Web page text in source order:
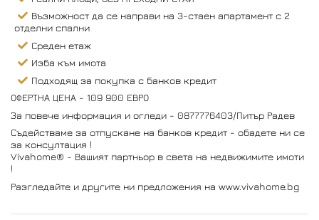
Възможност да се направи на 3-стаен апартамент с 2
отделни спални
Среден етаж
Изба към имота
Подходящ за покупка с банков кредит
ОФЕРТНА ЦЕНА - 109 900 ЕВРО
За повече информация и огледи - 0877776403/Питър Радев
Съдействаме за отпускане на банков кредит - обадете ни се
за консултация !
Vivahome® - Вашият партньор в света на недвижимите имоти
!
Разгледайте и другите ни предложения на www.vivahome.bg